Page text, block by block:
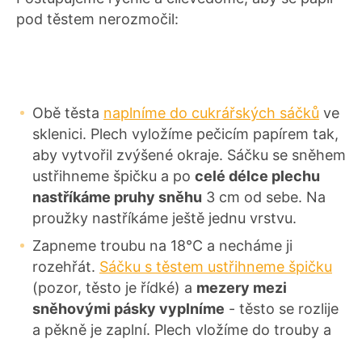
pod těstem nerozmočil:
Obě těsta naplníme do cukrářských sáčků ve
sklenici. Plech vyložíme pečicím papírem tak,
aby vytvořil zvýšené okraje. Sáčku se sněhem
ustřihneme špičku a po celé délce plechu
nastříkáme pruhy sněhu 3 cm od sebe. Na
proužky nastříkáme ještě jednu vrstvu.
Zapneme troubu na 18°C a necháme ji
rozehřát. Sáčku s těstem ustřihneme špičku
(pozor, těsto je řídké) a mezery mezi
sněhovými pásky vyplníme - těsto se rozlije
a pěkně je zaplní. Plech vložíme do trouby a